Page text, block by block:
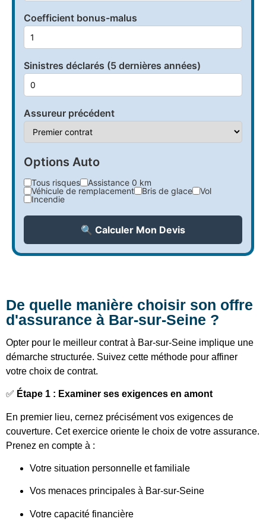
Coefficient bonus-malus
Sinistres déclarés (5 dernières années)
Assureur précédent
Options Auto
Tous risques
Assistance 0 km
Véhicule de remplacement
Bris de glace
Vol
Incendie
🔍 Calculer Mon Devis
De quelle manière choisir son offre
d'assurance à Bar-sur-Seine ?
Opter pour le meilleur contrat à Bar-sur-Seine implique une
démarche structurée. Suivez cette méthode pour affiner
votre choix de contrat.
✅ Étape 1 : Examiner ses exigences en amont
En premier lieu, cernez précisément vos exigences de
couverture. Cet exercice oriente le choix de votre assurance.
Prenez en compte à :
Votre situation personnelle et familiale
Vos menaces principales à Bar-sur-Seine
Votre capacité financière